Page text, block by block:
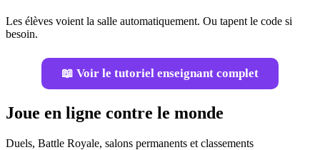
Les élèves voient la salle automatiquement. Ou tapent le code si
besoin.
📖 Voir le tutoriel enseignant complet
Joue en ligne contre le monde
Duels, Battle Royale, salons permanents et classements